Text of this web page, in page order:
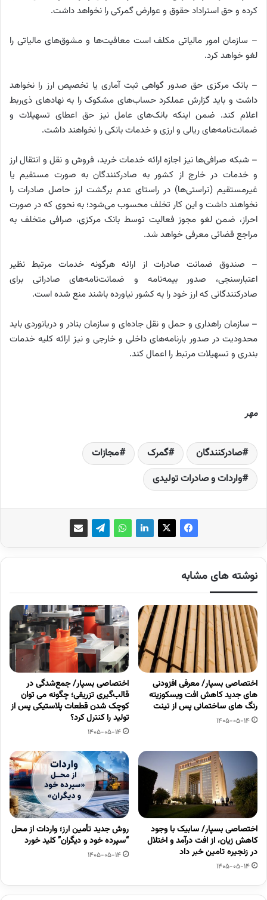
کرده و حق استراداد حقوق و عوارض گمرکی را نخواهد داشت.
– سازمان امور مالیاتی مکلف است معافیت‌ها و مشوق‌های مالیاتی را
لغو خواهد کرد.
– بانک مرکزی حق صدور گواهی ثبت آماری یا تخصیص ارز را نخواهد
داشت و باید گزارش عملکرد حساب‌های مشکوک را به نهادهای ذی‌ربط
اعلام کند. ضمن اینکه بانک‌های عامل نیز حق اعطای تسهیلات و
ضمانت‌نامه‌های ریالی و ارزی و خدمات بانکی را نخواهند داشت.
– شبکه صرافی‌ها نیز اجازه ارائه خدمات خرید، فروش و نقل و انتقال ارز
و خدمات در خارج از کشور به صادرکنندگان به صورت مستقیم یا
غیرمستقیم (تراستی‌ها) در راستای عدم برگشت ارز حاصل صادرات را
نخواهند داشت و این کار تخلف محسوب می‌شود؛ به نحوی که در صورت
احراز، ضمن لغو مجوز فعالیت توسط بانک مرکزی، صرافی متخلف به
مراجع قضائی معرفی خواهد شد.
– صندوق ضمانت صادرات از ارائه هرگونه خدمات مرتبط نظیر
اعتبارسنجی، صدور بیمه‌نامه و ضمانت‌نامه‌های صادراتی برای
صادرکنندگانی که ارز خود را به کشور نیاورده باشند منع شده است.
– سازمان راهداری و حمل و نقل جاده‌ای و سازمان بنادر و دریانوردی باید
محدودیت در صدور بارنامه‌های داخلی و خارجی و نیز ارائه کلیه خدمات
بندری و تسهیلات مرتبط را اعمال کند.
مهر
صادرکنندگان گمرک
مجازات
واردات و صادرات تولیدی
نوشته های مشابه
اختصاصی بسپار/ معرفی افزودنی
های جدید کاهش افت ویسکوزیته
رنگ های ساختمانی پس از تینت
1405-05-14
اختصاصی بسپار/ جمع‌شدگی در
قالب‌گیری تزریقی؛ چگونه می توان
کوچک شدن قطعات پلاستیکی پس از
تولید را کنترل کرد؟
1405-05-14
اختصاصی بسپار/ سابیک با وجود
کاهش زیان، از افت درآمد و اختلال
در زنجیره تامین خبر داد
1405-05-14
روش جدید تأمین ارز؛ واردات از محل
“سپرده خود و دیگران” کلید خورد
1405-05-14